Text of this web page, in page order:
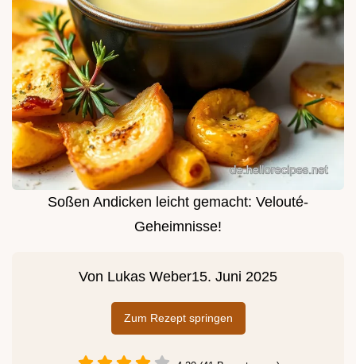
Soßen Andicken leicht gemacht: Velouté-
Geheimnisse!
Von Lukas Weber15. Juni 2025
Zum Rezept springen